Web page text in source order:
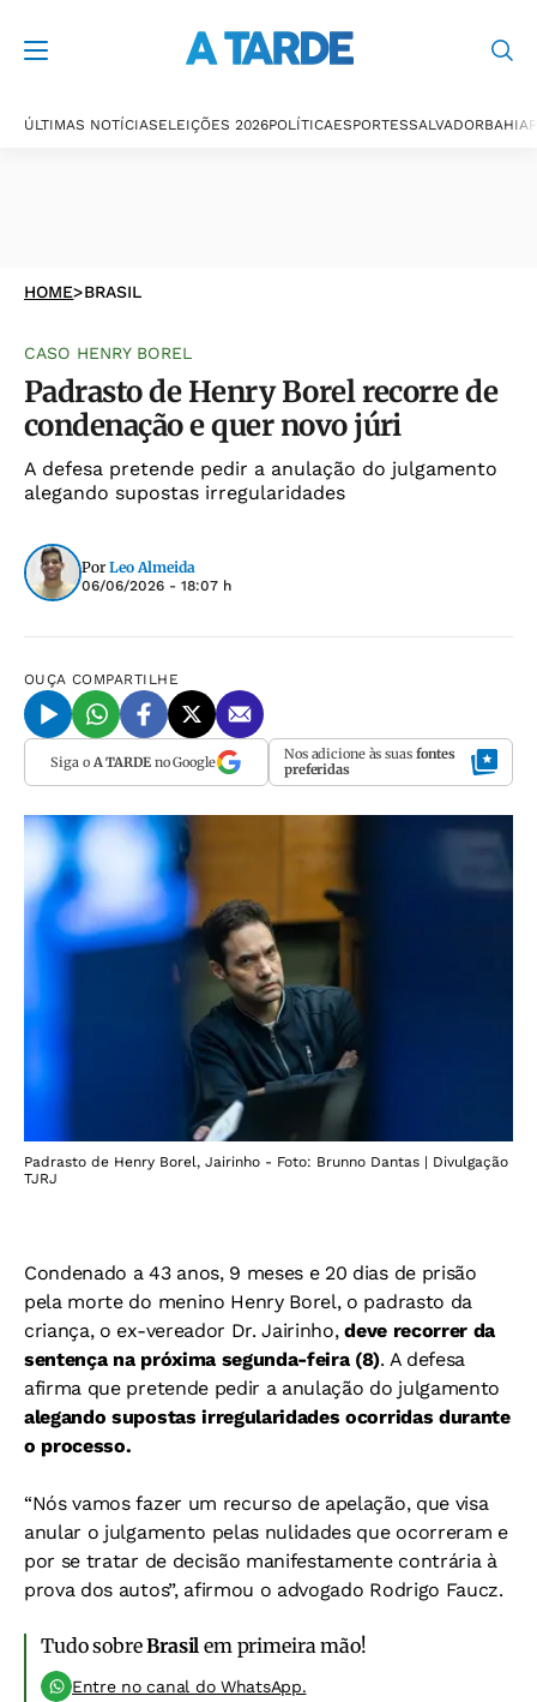
ÚLTIMAS NOTÍCIASELEIÇÕES 2026POLÍTICAESPORTESSALVADORBAHIA
HOME>BRASIL
CASO HENRY BOREL
Padrasto de Henry Borel recorre de
condenação e quer novo júri
A defesa pretende pedir a anulação do julgamento
alegando supostas irregularidades
Por Leo Almeida
06/06/2026 - 18:07 h
OUÇA COMPARTILHE
Siga o A TARDEno Google Nos adicione às suas fontes
preferidas
Padrasto de Henry Borel, Jairinho - Foto: Brunno Dantas | Divulgação
TJRJ
Condenado a 43 anos, 9 meses e 20 dias de prisão
pela morte do menino Henry Borel, o padrasto da
criança, o ex-vereador Dr. Jairinho,deve recorrer da
sentença na próxima segunda-feira (8). A defesa
afirma que pretende pedir a anulação do julgamento
alegando supostas irregularidades ocorridas durante
o processo.
“Nós vamos fazer um recurso de apelação, que visa
anular o julgamento pelas nulidades que ocorreram e
por se tratar de decisão manifestamente contrária à
prova dos autos”, afirmou o advogado Rodrigo Faucz.
Tudo sobreBrasil em primeira mão!
Entre no canal do WhatsApp.